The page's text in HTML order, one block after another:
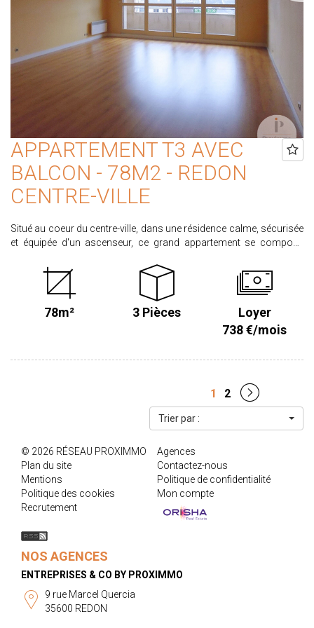
APPARTEMENT T3 AVEC
BALCON - 78M2 - REDON
CENTRE-VILLE
Situé au coeur du centre-ville, dans une résidence calme, sécurisée
et équipée d'un ascenseur, ce grand appartement se compose
aménagée et équipée (four, plaques de cuisson, hotte,
réfrigérateur), de deux chambres, d'une salle d'eau avec
rangements, de WC séparés et d'un cellier. Une cave ainsi qu'un
balcon complètent ce bien. Disponible immédiatement Loyer :
640.00 € plus 98.00 € de provisions sur charges correspondant
risques auxquels ce bien est exposé sont disponibles sur le site
www.georisques.gouv.fr Retrouvez l'ensemble de nos biens sur
www.proximmo-immobilier.com
78m² 3 Pièces
Loyer
738 €/mois
1 2
Trier par :
© 2026 RÉSEAU PROXIMMO
Agences
Plan du site
Contactez-nous
Mentions
Politique de confidentialité
Politique des cookies
Mon compte
Recrutement
NOS AGENCES
ENTREPRISES & CO BY PROXIMMO
9 rue Marcel Quercia
35600 REDON